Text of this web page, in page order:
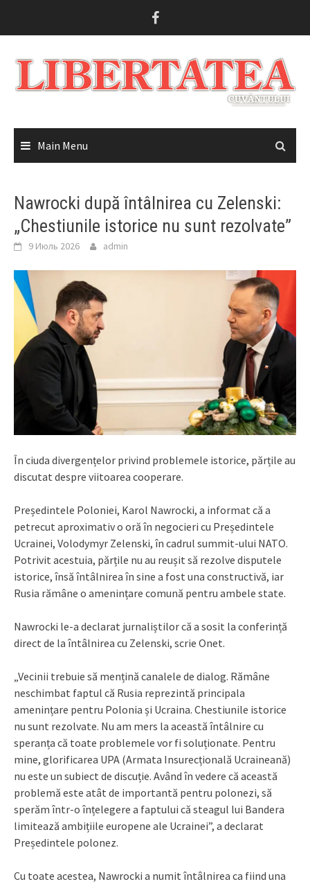
Main Menu
Nawrocki după întâlnirea cu Zelenski:
„Chestiunile istorice nu sunt rezolvate”
9 Июль 2026 admin
În ciuda divergențelor privind problemele istorice, părțile au
discutat despre viitoarea cooperare.
Președintele Poloniei, Karol Nawrocki, a informat că a
petrecut aproximativ o oră în negocieri cu Președintele
Ucrainei, Volodymyr Zelenski, în cadrul summit-ului NATO.
Potrivit acestuia, părțile nu au reușit să rezolve disputele
istorice, însă întâlnirea în sine a fost una constructivă, iar
Rusia rămâne o amenințare comună pentru ambele state.
Nawrocki le-a declarat jurnaliștilor că a sosit la conferință
direct de la întâlnirea cu Zelenski, scrie Onet.
„Vecinii trebuie să mențină canalele de dialog. Rămâne
neschimbat faptul că Rusia reprezintă principala
amenințare pentru Polonia și Ucraina. Chestiunile istorice
nu sunt rezolvate. Nu am mers la această întâlnire cu
speranța că toate problemele vor fi soluționate. Pentru
mine, glorificarea UPA (Armata Insurecțională Ucraineană)
nu este un subiect de discuție. Având în vedere că această
problemă este atât de importantă pentru polonezi, să
sperăm într-o înțelegere a faptului că steagul lui Bandera
limitează ambițiile europene ale Ucrainei”, a declarat
Președintele polonez.
Cu toate acestea, Nawrocki a numit întâlnirea ca fiind una